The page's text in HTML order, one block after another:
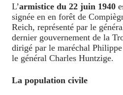
L’armistice du 22 juin 1940
signée en en forêt de
Reich, représenté par le
dernier gouvernement de la
dirigé par le maréchal
le général Charles Huntzige.
La population civile